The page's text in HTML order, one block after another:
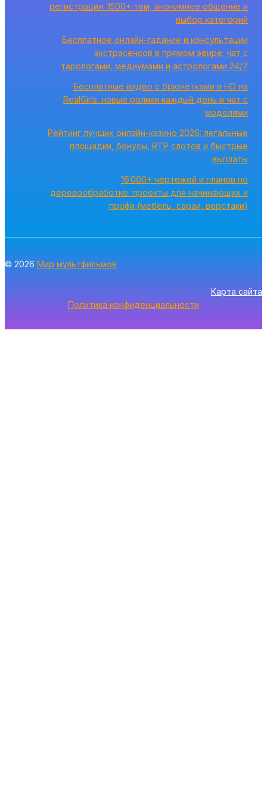
регистрации: 1500+ тем, анонимное общение и
выбор категорий
Бесплатное онлайн-гадание и консультации
экстрасенсов в прямом эфире: чат с
тарологами, медиумами и астрологами 24/7
Бесплатные видео с брюнетками в HD на
RealGirls: новые ролики каждый день и чат с
моделями
Рейтинг лучших онлайн-казино 2026: легальные
площадки, бонусы, RTP слотов и быстрые
выплаты
16 000+ чертежей и планов по
деревообработке: проекты для начинающих и
профи (мебель, сараи, верстаки)
© 2026 Мир мультфильмов
Карта сайта
Политика конфиденциальности